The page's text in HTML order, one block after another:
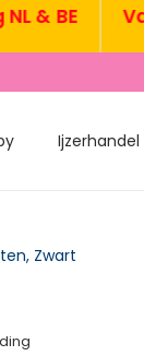
Ijzerhandel
Zwart